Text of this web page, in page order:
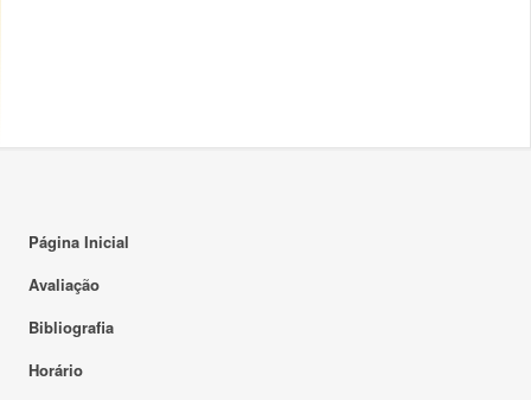
Página Inicial
Avaliação
Bibliografia
Horário